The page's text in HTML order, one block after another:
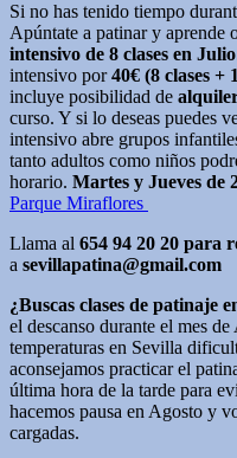
Si no has tenido tiempo
Apúntate a patinar y aprende
intensivo de 8 clases en Julio
intensivo por40€ (8 clases +
incluye posibilidad de
curso. Y si lo deseas puedes
intensivo abre grupos
tanto adultos como niños
horario. Martes y Jueves de
Parque Miraflores
Llama al 654 94 20 20 para
a sevillapatina@gmail.com
¿Buscas clases de patinaje
el descanso durante el mes
temperaturas en Sevilla
aconsejamos practicar el
última hora de la tarde para
hacemos pausa en Agosto y
cargadas.